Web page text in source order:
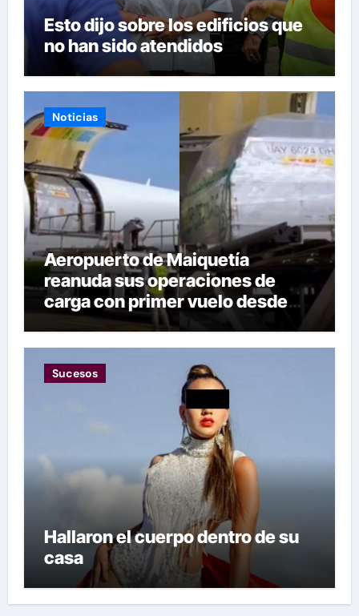
Esto dijo sobre los edificios que
no han sido atendidos
Noticias
Aeropuerto de Maiquetía
reanuda sus operaciones de
carga con primer vuelo desde
Panamá
Sucesos
Hallaron el cuerpo dentro de su
casa